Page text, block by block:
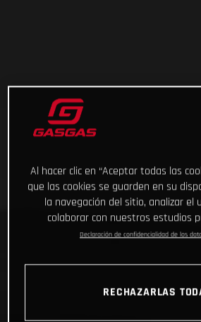
Al hacer clic en “Aceptar todas las
que las cookies se guarden en su
la navegación del sitio, analizar el
colaborar con nuestros estudios
Declaración de confidencialidad de los
RECHAZARLAS